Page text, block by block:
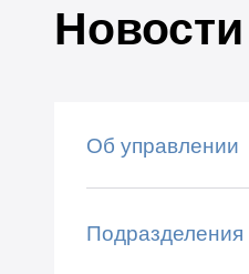
Новости
Об управлении
Подразделения